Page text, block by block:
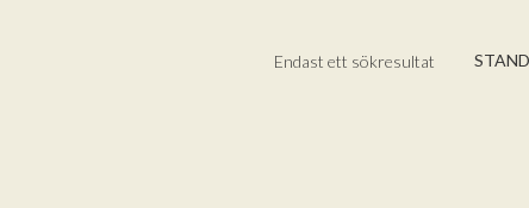
Endast ett sökresultat